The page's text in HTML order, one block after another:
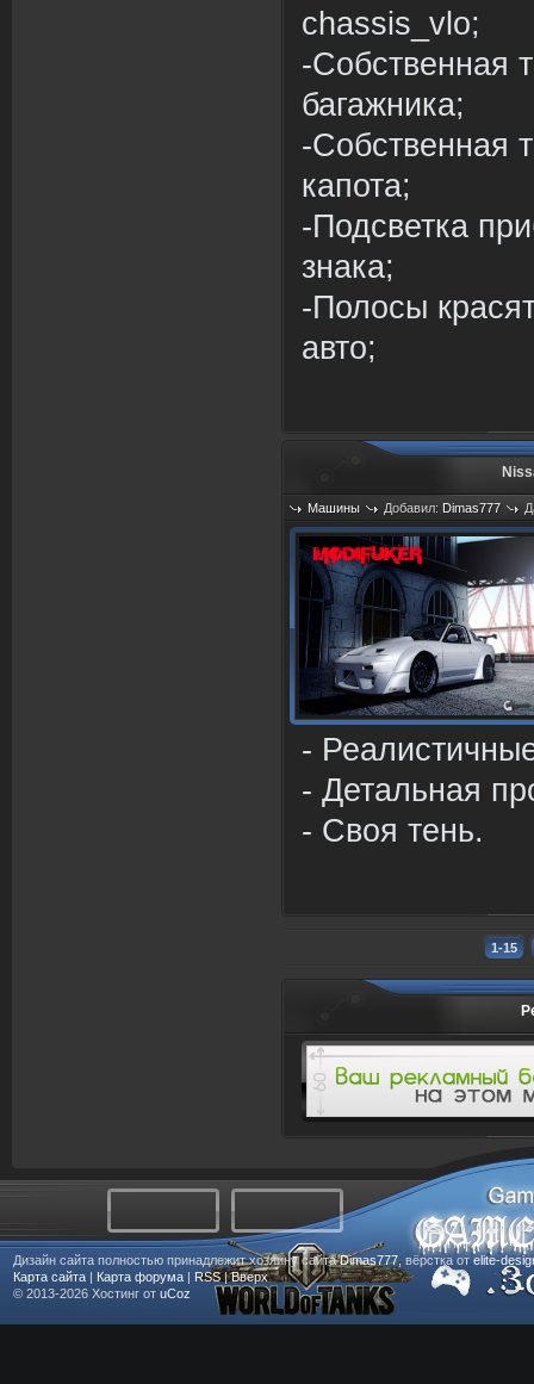
chassis_vlo;
-Собственная
багажника;
-Собственная
капота;
-Подсветка
знака;
-Полосы
авто;
Машины Добавил: Dimas777
Просмотров: 770
-
- Детальная
- Своя тень.
1-15
Дизайн сайта полностью принадлежит хозяину сайтаDimas777, вёрстка от elite-
Карта сайта | Карта форума | RSS|Вверх
© 2013-2026 Хостинг от uCoz